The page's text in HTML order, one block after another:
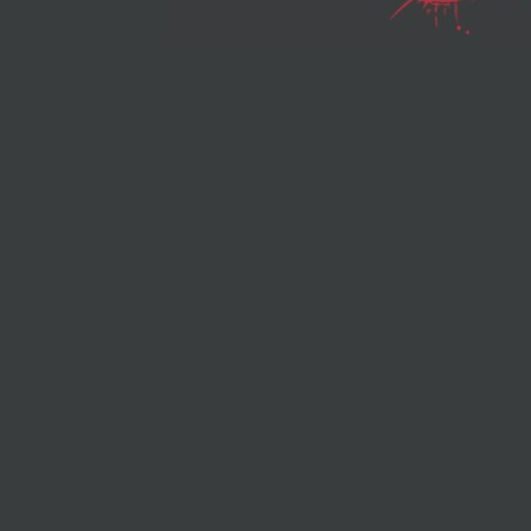
удовольствия от
посвященных